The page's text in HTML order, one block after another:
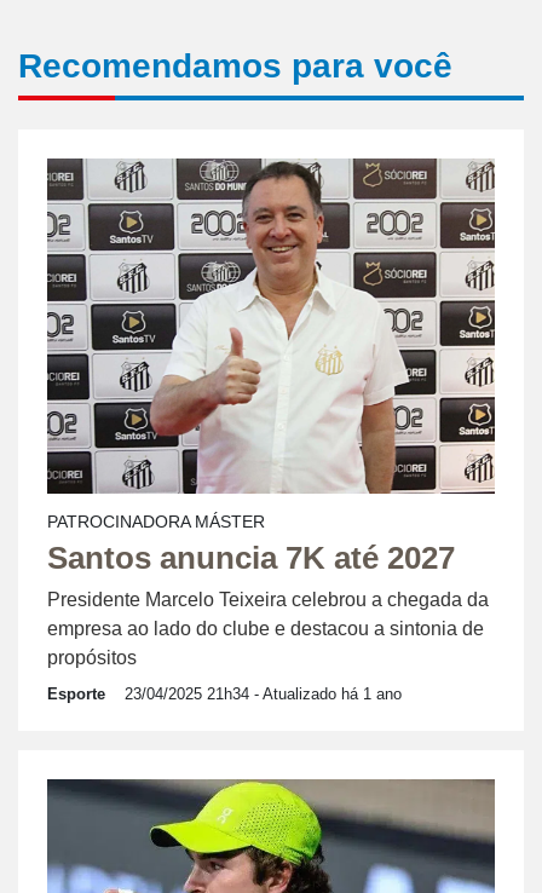
Recomendamos para você
PATROCINADORA MÁSTER
Santos anuncia 7K até 2027
Presidente Marcelo Teixeira celebrou a chegada da
empresa ao lado do clube e destacou a sintonia de
propósitos
Esporte 23/04/2025 21h34 - Atualizado há 1 ano